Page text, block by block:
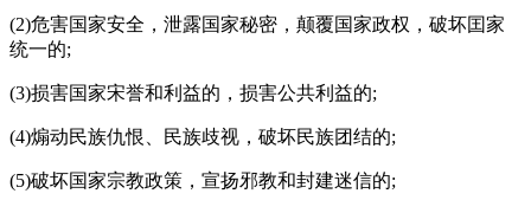
(2)危害国家安全，泄露国家秘密，颠覆国家政权，破坏囯家
统一的;
(3)损害国家宋誉和利益的，损害公共利益的;
(4)煽动民族仇恨、民族歧视，破坏民族团结的;
(5)破坏国家宗教政策，宣扬邪教和封建迷信的;